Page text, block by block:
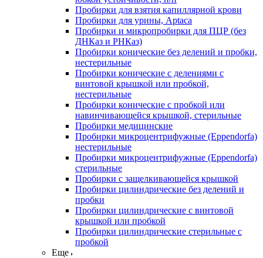
Пробирки для взятия капиллярной крови
Пробирки для урины, Aptaca
Пробирки и микропробирки для ПЦР (без
ДНКаз и РНКаз)
Пробирки конические без делений и пробки,
нестерильные
Пробирки конические с делениями с
винтовой крышкой или пробкой,
нестерильные
Пробирки конические с пробкой или
навинчивающейся крышкой, стерильные
Пробирки медицинские
Пробирки микроцентрифужные (Eppendorfа)
нестерильные
Пробирки микроцентрифужные (Eppendorfа)
стерильные
Пробирки с защелкивающейся крышкой
Пробирки цилиндрические без делений и
пробки
Пробирки цилиндрические с винтовой
крышкой или пробкой
Пробирки цилиндрические стерильные с
пробкой
Еще